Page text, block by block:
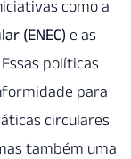
como a
(ENEC) e as
políticas
para
circulares
também uma